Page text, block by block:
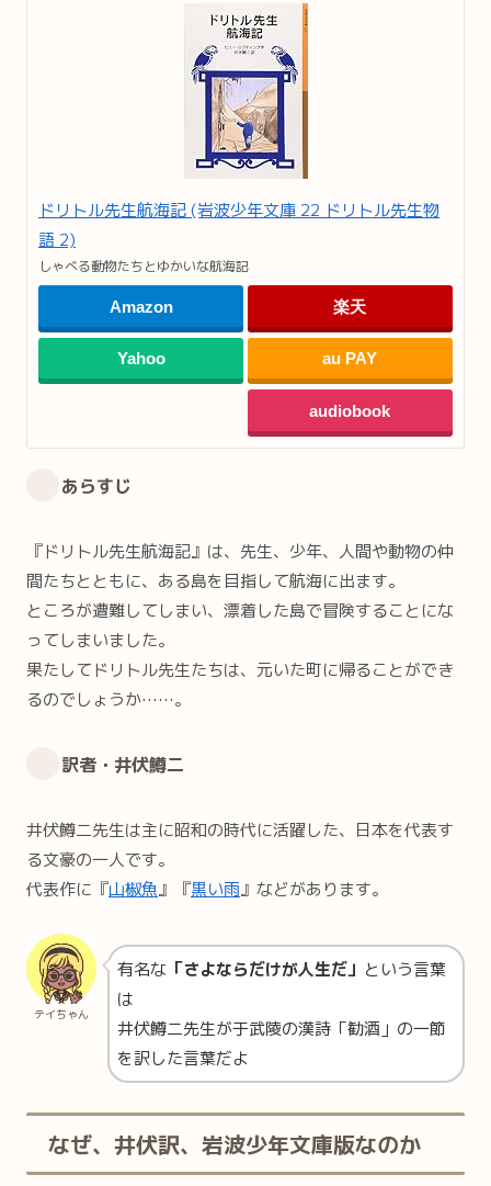
ドリトル先生航海記 (岩波少年文庫 22 ドリトル先生物
語 2)
しゃべる動物たちとゆかいな航海記
Amazon 楽天
Yahoo au PAY
audiobook
あらすじ
『ドリトル先生航海記』は、先生、少年、人間や動物の仲
間たちとともに、ある島を目指して航海に出ます。
ところが遭難してしまい、漂着した島で冒険することにな
ってしまいました。
果たしてドリトル先生たちは、元いた町に帰ることができ
るのでしょうか……。
訳者・井伏鱒二
井伏鱒二先生は主に昭和の時代に活躍した、日本を代表す
る文豪の一人です。
代表作に『山椒魚』『黒い雨』などがあります。
テイちゃん
有名な 「さよならだけが人生だ」 という言葉
は
井伏鱒二先生が于武陵の漢詩「勧酒」の一節
を訳した言葉だよ
なぜ、井伏訳、岩波少年文庫版なのか